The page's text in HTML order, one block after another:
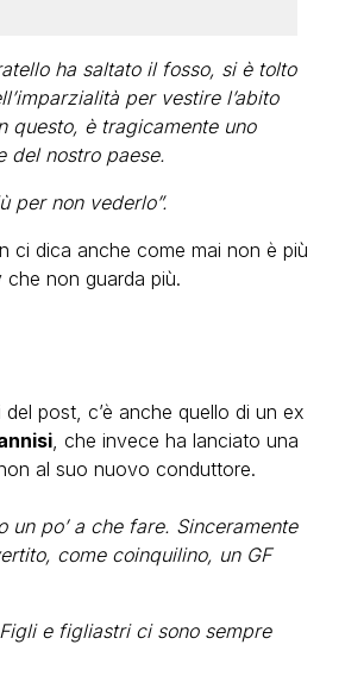
ha saltato il fosso, si è tolto
per vestire l’abito
questo, è tragicamente uno
del nostro paese.
per non vederlo”.
ci dica anche come mai non è più
non guarda più.
post, c’è anche quello di un ex
, che invece ha lanciato una
al suo nuovo conduttore.
un po’ a che fare. Sinceramente
come coinquilino, un GF
e figliastri ci sono sempre